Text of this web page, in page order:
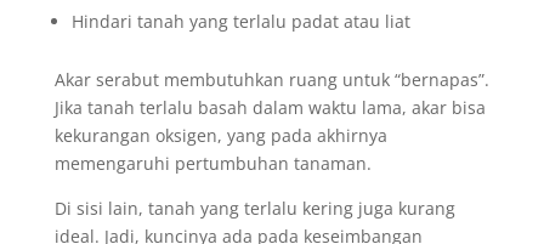
Hindari tanah yang terlalu padat atau liat
Akar serabut membutuhkan ruang untuk “bernapas”.
Jika tanah terlalu basah dalam waktu lama, akar bisa
kekurangan oksigen, yang pada akhirnya
memengaruhi pertumbuhan tanaman.
Di sisi lain, tanah yang terlalu kering juga kurang
ideal. Jadi, kuncinya ada pada keseimbangan